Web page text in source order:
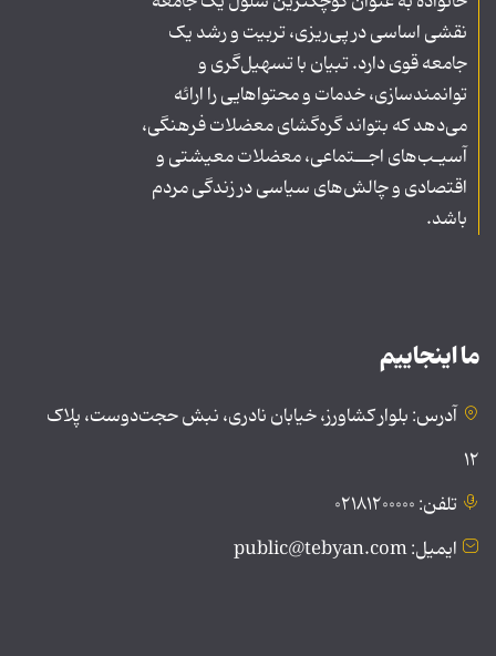
نقشی اساسی در پی‌ریزی، تربیت و رشد یک
جامعه قوی دارد. تبیان با تسهیل‌گری و
توانمندسازی، خدمات و محتواهایی را ارائه
می‌دهد که بتواند گره‌گشای معضلات فرهنگی،
آسیـب‌های اجــتماعی، معضلات معیشتی و
اقتصادی و چالش‌های سیاسی در زندگی مردم
باشد.
ما اینجاییم
آدرس: بلوار کشاورز، خیابان نادری، نبش حجت‌دوست، پلاک
۱۲
تلفن: ۰۲۱۸۱۲۰۰۰۰۰
ایمیل: public@tebyan.com